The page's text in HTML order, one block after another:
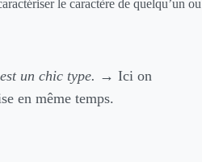
le caractère de quelqu’un ou
un chic type. → Ici on
en même temps.